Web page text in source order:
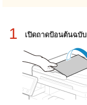
1 เปิดถาดป้อนต้นฉบับ